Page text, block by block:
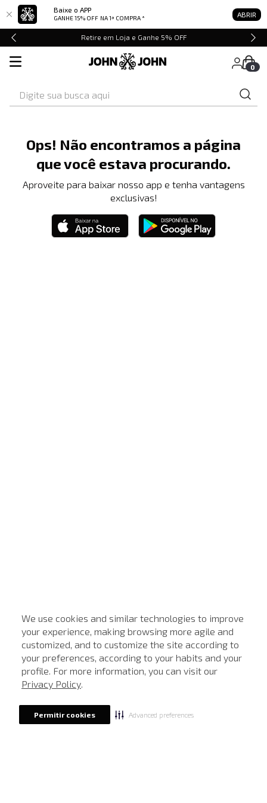
Baixe o APP
GANHE 15% OFF NA 1ª COMPRA * ABRIR
We use cookies and similar technologies to improve
your experience, making browsing more agile and
customized, and to customize the site according to
your preferences, according to your habits and your
profile. For more information, you can visit our
Privacy Policy.
Permitir cookies Advanced preferences
Retire em Loja e Ganhe 5% OFF
0
Ops! Não encontramos a página
que você estava procurando.
Aproveite para baixar nosso app e tenha vantagens
exclusivas!